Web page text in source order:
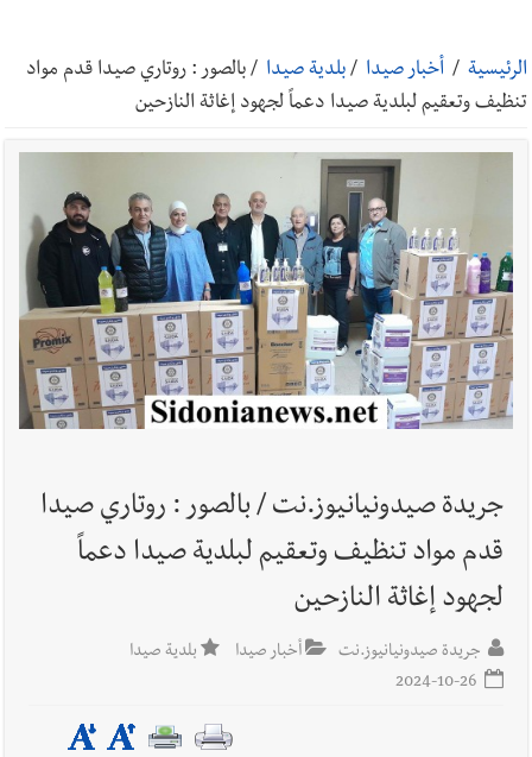
خرق إسرائيلي في زوطر الغربية وساتر ترابي قبالة آخر
نقطة للجيش اللبناني
أخبار لبنان روابط القطاع العام : إضراب الاثنين احتجاجا على
تقسيط المفعول الرجعي
أخبار لبنان خلفيات توقيف السفير الفلسطيني السابق أشرف دبور:
تداخل السياسة بالقضاء ولبنان قد يسلّمه إلى السلطة
يُحذّر من الفراغ !
أخبار لبنان ليلة سقوط رياض سلامة... هل ننتظر الحقيقة؟
الرئيسية / أخبار صيدا / بلدية صيدا / بالصور : روتاري صيدا قدم مواد
تنظيف وتعقيم لبلدية صيدا دعماً لجهود إغاثة النازحين
جريدة صيدونيانيوز.نت / بالصور : روتاري صيدا
قدم مواد تنظيف وتعقيم لبلدية صيدا دعماً
لجهود إغاثة النازحين
جريدة صيدونيانيوز.نت أخبار صيدا
بلدية صيدا